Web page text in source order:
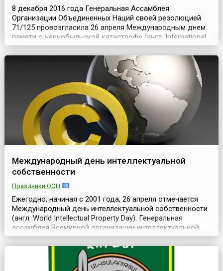
8 декабря 2016 года Генеральная Ассамблея
Организации Объединенных Наций своей резолюцией
71/125 провозгласила 26 апреля Международным днем
памяти о чернобыльской катастрофе (англ. International
Chernobyl Disaster Remembrance Day). Генеральная
Ассамблея отметила «ощущаемые до сих пор, три
десятилетия спустя, серьезные долговременные
последствия чернобыльской катастрофы, а также
сохраняющиеся в...
Международный день интеллектуальной
собственности
Праздники ООН
Ежегодно, начиная с 2001 года, 26 апреля отмечается
Международный день интеллектуальной собственности
(англ. World Intellectual Property Day). Генеральная
ассамблея Всемирной организации интеллектуальной
собственности (англ. World Intellectual Property
Organization, WIPO) на заседании в октябре 1999 года,
рассмотрев предложение делегации Китая, приняла
решение об учреждении этого праздника. Пр...